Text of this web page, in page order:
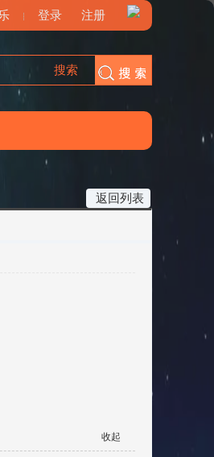
登录 注册
搜索
返回列表
收起